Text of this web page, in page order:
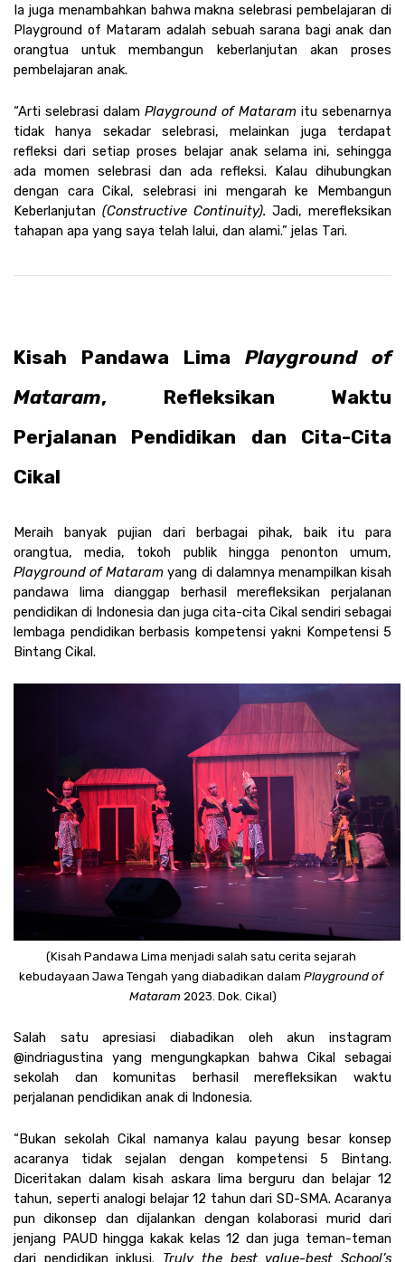
Ia juga menambahkan bahwa makna selebrasi pembelajaran di
Playground of Mataram adalah sebuah sarana bagi anak dan
orangtua untuk membangun keberlanjutan akan proses
pembelajaran anak.
“Arti selebrasi dalam Playground of Mataram itu sebenarnya
tidak hanya sekadar selebrasi, melainkan juga terdapat
refleksi dari setiap proses belajar anak selama ini, sehingga
ada momen selebrasi dan ada refleksi. Kalau dihubungkan
dengan cara Cikal, selebrasi ini mengarah ke Membangun
Keberlanjutan (Constructive Continuity). Jadi, merefleksikan
tahapan apa yang saya telah lalui, dan alami.” jelas Tari.
Kisah Pandawa Lima Playground of
Mataram, Refleksikan Waktu
Perjalanan Pendidikan dan Cita-Cita
Cikal
Meraih banyak pujian dari berbagai pihak, baik itu para
Playground of Mataram yang di dalamnya menampilkan kisah
pandawa lima dianggap berhasil merefleksikan perjalanan
pendidikan di Indonesia dan juga cita-cita Cikal sendiri sebagai
lembaga pendidikan berbasis kompetensi yakni Kompetensi 5
Bintang Cikal.
(Kisah Pandawa Lima menjadi salah satu cerita sejarah
kebudayaan Jawa Tengah yang diabadikan dalam Playground of
Mataram 2023. Dok. Cikal)
Salah satu apresiasi diabadikan oleh akun instagram
@indriagustina yang mengungkapkan bahwa Cikal sebagai
sekolah dan komunitas berhasil merefleksikan waktu
perjalanan pendidikan anak di Indonesia.
“Bukan sekolah Cikal namanya kalau payung besar konsep
acaranya tidak sejalan dengan kompetensi 5 Bintang.
Diceritakan dalam kisah askara lima berguru dan belajar 12
tahun, seperti analogi belajar 12 tahun dari SD-SMA. Acaranya
pun dikonsep dan dijalankan dengan kolaborasi murid dari
jenjang PAUD hingga kakak kelas 12 dan juga teman-teman
dari pendidikan inklusi. Truly the best value-best School’s